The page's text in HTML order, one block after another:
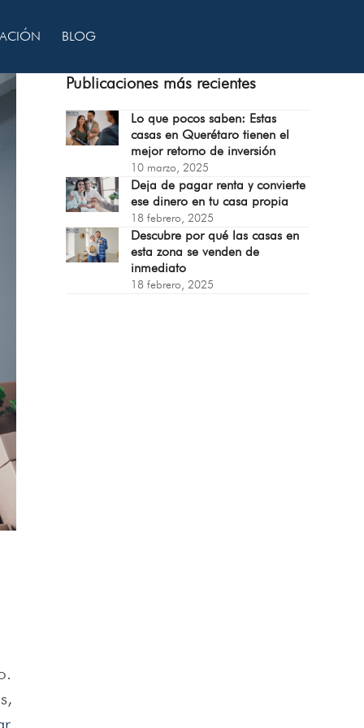
BLOG
Publicaciones más recientes
Lo que pocos saben: Estas
casas en Querétaro tienen el
mejor retorno de inversión
10 marzo, 2025
Deja de pagar renta y convierte
ese dinero en tu casa propia
18 febrero, 2025
Descubre por qué las casas en
esta zona se venden de
inmediato
18 febrero, 2025